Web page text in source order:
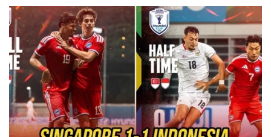
Doanh nghiệp
Thông tin doanh nghiệp
Doanh nghiệp 24h
Doanh nhân
Vì cộng đồng
Công nghệ
Sành điệu
Tin Công nghệ
Trải nghiệm
Chuyển đổi số